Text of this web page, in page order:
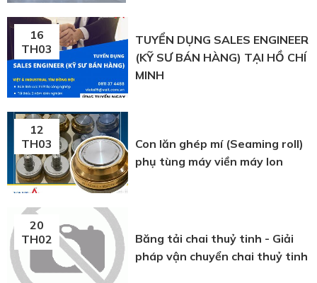
16
TH03
TUYỂN DỤNG SALES ENGINEER
(KỸ SƯ BÁN HÀNG) TẠI HỒ CHÍ
MINH
12
TH03
Con lăn ghép mí (Seaming roll)
phụ tùng máy viền máy lon
20
TH02
Băng tải chai thuỷ tinh - Giải
pháp vận chuyển chai thuỷ tinh